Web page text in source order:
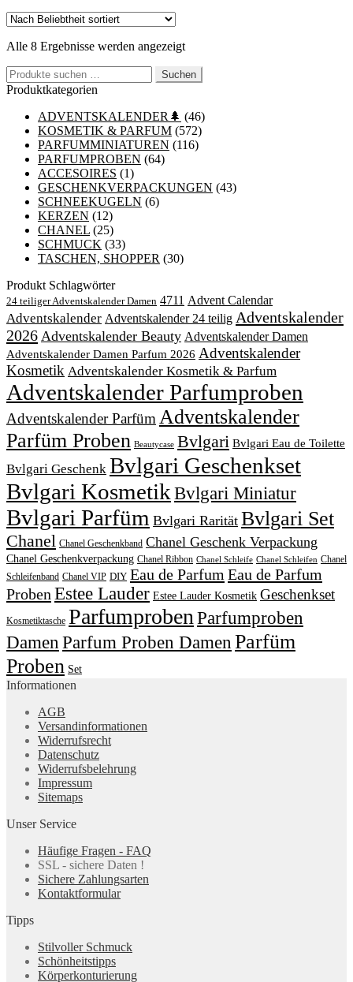
Alle 8 Ergebnisse werden angezeigtNach
sortiert
Suchen
nach:
Suchen
Produktkategorien
ADVENTSKALENDER🌲 (46)
KOSMETIK & PARFUM (572)
PARFUMMINIATUREN (116)
PARFUMPROBEN (64)
ACCESOIRES (1)
GESCHENKVERPACKUNGEN (43)
SCHNEEKUGELN (6)
KERZEN (12)
CHANEL (25)
SCHMUCK (33)
TASCHEN, SHOPPER (30)
Produkt Schlagwörter
24 teiliger Adventskalender Damen 4711 Advent Calendar
Adventskalender Adventskalender 24 teilig Adventskalender
2026 Adventskalender Beauty Adventskalender Damen
Adventskalender Damen Parfum 2026 Adventskalender
Kosmetik Adventskalender Kosmetik & Parfum
Adventskalender Parfumproben
Adventskalender ParfümAdventskalender
Parfüm Proben Beautycase Bvlgari Bvlgari Eau de Toilette
Bvlgari Geschenk Bvlgari Geschenkset
Bvlgari KosmetikBvlgari Miniatur
Bvlgari Parfüm Bvlgari Rarität Bvlgari Set
Chanel Chanel Geschenkband Chanel Geschenk Verpackung
Chanel Geschenkverpackung Chanel Ribbon Chanel Schleife Chanel Schleifen Chanel
Schleifenband Chanel VIP DIY Eau de Parfum Eau de Parfum
Proben Estee Lauder Estee Lauder Kosmetik Geschenkset
Kosmetiktasche ParfumprobenParfumproben
Damen Parfum Proben Damen Parfüm
Proben Set
Informationen
AGB
Versandinformationen
Widerrufsrecht
Datenschutz
Widerrufsbelehrung
Impressum
Sitemaps
Unser Service
Häufige Fragen - FAQ
SSL - sichere Daten !
Sichere Zahlungsarten
Kontaktformular
Tipps
Stilvoller Schmuck
Schönheitstipps
Körperkonturierung